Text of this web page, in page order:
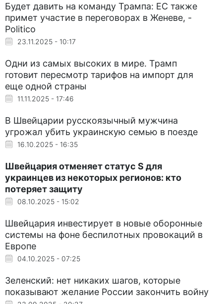
Будет давить на команду Трампа: ЕС также
примет участие в переговорах в Женеве, -
Politico
23.11.2025 - 10:17
Одни из самых высоких в мире. Трамп
готовит пересмотр тарифов на импорт для
еще одной страны
11.11.2025 - 17:46
В Швейцарии русскоязычный мужчина
угрожал убить украинскую семью в поезде
16.10.2025 - 16:35
Швейцария отменяет статус S для
украинцев из некоторых регионов: кто
потеряет защиту
08.10.2025 - 15:02
Швейцария инвестирует в новые оборонные
системы на фоне беспилотных провокаций в
Европе
04.10.2025 - 07:25
Зеленский: нет никаких шагов, которые
показывают желание России закончить войну